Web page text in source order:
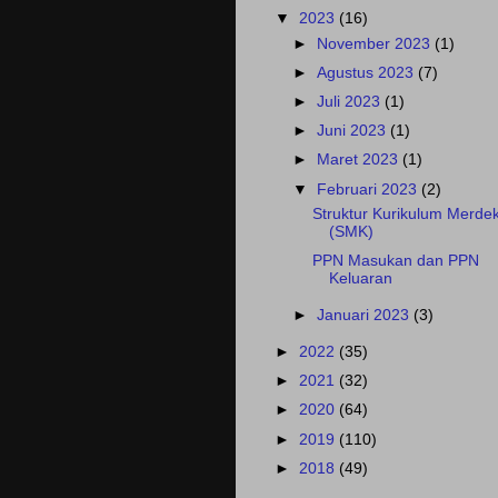
▼ 2023 (16)
►
November 2023 (1)
►Agustus 2023 (7)
►Juli 2023 (1)
►Juni 2023 (1)
►
Maret 2023 (1)
▼ Februari 2023 (2)
Struktur Kurikulum
(SMK)
PPN Masukan dan PPN
Keluaran
►Januari 2023 (3)
► 2022 (35)
► 2021 (32)
► 2020 (64)
► 2019 (110)
► 2018 (49)